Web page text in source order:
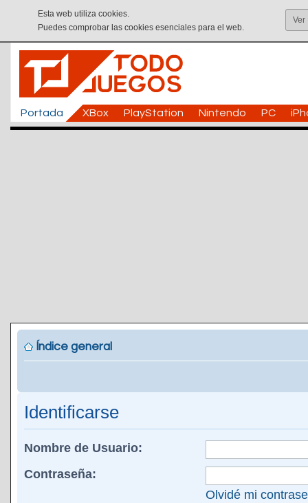
Esta web utiliza cookies.
Puedes comprobar las cookies esenciales para el web.
Ver
Portada XBox PlayStation Nintendo PC
Índice general
Identificarse
Nombre de Usuario:
Contraseña:
Olvidé mi